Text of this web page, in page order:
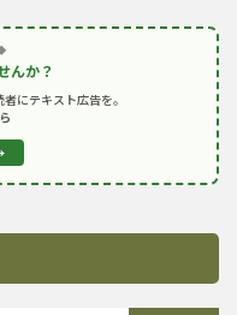
んか？
にテキスト広告を。